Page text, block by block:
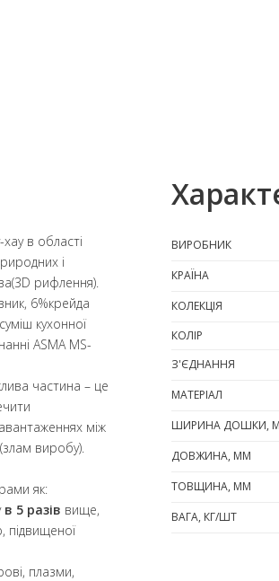
в області
і
рифлення).
6%крейда
кухонної
ASMA MS-
частина – це
між
виробу).
як:
в 5 разів вище,
підвищеної
плазми,
ВИРОБНИК
КРАЇНА
КОЛЕКЦІЯ
КОЛІР
З'ЄДНАННЯ
МАТЕРІАЛ
ШИРИНА ДОШКИ,
ДОВЖИНА, ММ
ТОВЩИНА, ММ
ВАГА, КГ/ШТ